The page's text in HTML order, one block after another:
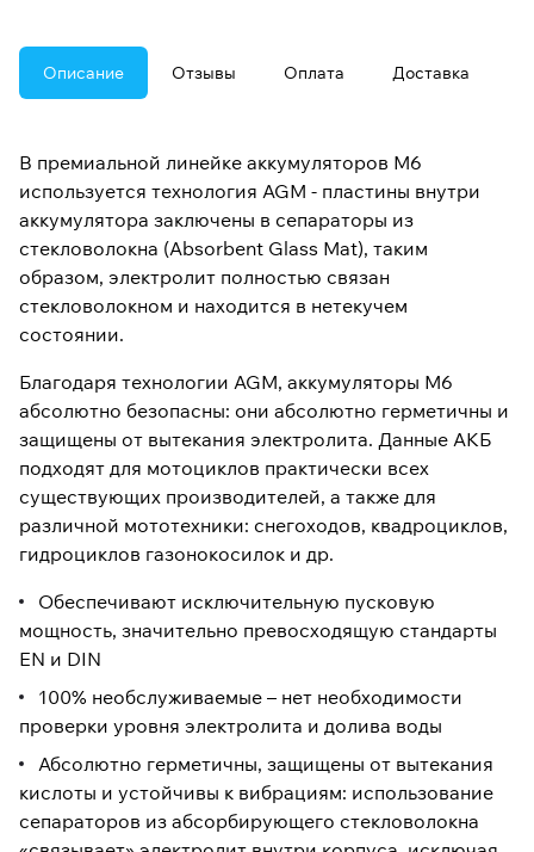
Описание Отзывы Оплата Доставка
В премиальной линейке аккумуляторов M6
используется технология AGM - пластины внутри
аккумулятора заключены в сепараторы из
стекловолокна (Absorbent Glass Mat), таким
образом, электролит полностью связан
стекловолокном и находится в нетекучем
состоянии.
Благодаря технологии AGM, аккумуляторы M6
абсолютно безопасны: они абсолютно герметичны и
защищены от вытекания электролита. Данные АКБ
подходят для мотоциклов практически всех
существующих производителей, а также для
различной мототехники: снегоходов, квадроциклов,
гидроциклов газонокосилок и др.
Обеспечивают исключительную пусковую
мощность, значительно превосходящую стандарты
EN и DIN
100% необслуживаемые – нет необходимости
проверки уровня электролита и долива воды
Абсолютно герметичны, защищены от вытекания
кислоты и устойчивы к вибрациям: использование
сепараторов из абсорбирующего стекловолокна